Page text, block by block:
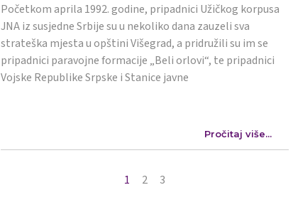
Početkom aprila 1992. godine, pripadnici Užičkog korpusa
JNA iz susjedne Srbije su u nekoliko dana zauzeli sva
strateška mjesta u opštini Višegrad, a pridružili su im se
pripadnici paravojne formacije „Beli orlovi“, te pripadnici
Vojske Republike Srpske i Stanice javne
Pročitaj više...
1 2 3